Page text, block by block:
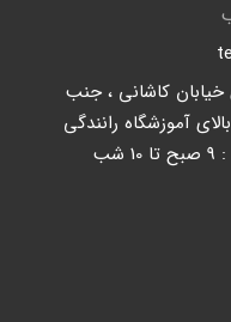
خیابان کاشانی ، جنب
، طبقه اول ، بالای آموزشگاه رانندگی